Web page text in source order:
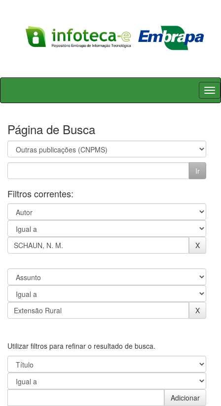
Skip
Página de Busca
Filtros correntes:
Utilizar filtros para refinar o resultado de busca.